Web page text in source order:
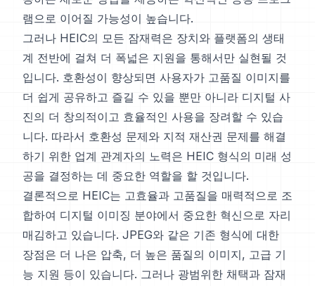
램으로 이어질 가능성이 높습니다.
그러나 HEIC의 모든 잠재력은 장치와 플랫폼의 생태
계 전반에 걸쳐 더 폭넓은 지원을 통해서만 실현될 것
입니다. 호환성이 향상되면 사용자가 고품질 이미지를
더 쉽게 공유하고 즐길 수 있을 뿐만 아니라 디지털 사
진의 더 창의적이고 효율적인 사용을 장려할 수 있습
니다. 따라서 호환성 문제와 지적 재산권 문제를 해결
하기 위한 업계 관계자의 노력은 HEIC 형식의 미래 성
공을 결정하는 데 중요한 역할을 할 것입니다.
결론적으로 HEIC는 고효율과 고품질을 매력적으로 조
합하여 디지털 이미징 분야에서 중요한 혁신으로 자리
매김하고 있습니다. JPEG와 같은 기존 형식에 대한
장점은 더 나은 압축, 더 높은 품질의 이미지, 고급 기
능 지원 등이 있습니다. 그러나 광범위한 채택과 잠재